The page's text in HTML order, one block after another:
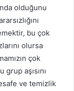
olduğunu
bu çok
olursa
çok
grup aşısını
ve temizlik